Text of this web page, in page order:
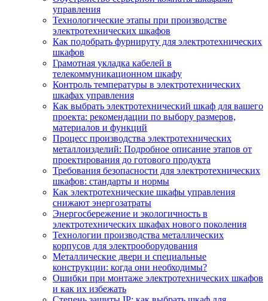
управления
Технологические этапы при производстве
электротехнических шкафов
Как подобрать фурнируту для электротехнических
шкафов
Грамотная укладка кабелей в
телекоммуникационном шкафу
Контроль температуры в электротехнических
шкафах управления
Как выбрать электротехнический шкаф для вашего
проекта: рекомендации по выбору размеров,
материалов и функций
Процесс производства электротехнических
металлоизделий: Подробное описание этапов от
проектирования до готового продукта
Требования безопасности для электротехнических
шкафов: стандарты и нормы
Как электротехнические шкафы управления
снижают энергозатраты
Энергосбережение и экологичность в
электротехнических шкафах нового поколения
Технологии производства металлических
корпусов для электрооборудования
Металлические двери и специальные
конструкции: когда они необходимы?
Ошибки при монтаже электротехнических шкафов
и как их избежать